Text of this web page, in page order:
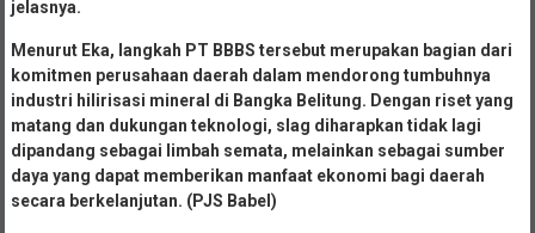
jelasnya.
Menurut Eka, langkah PT BBBS tersebut merupakan bagian dari
komitmen perusahaan daerah dalam mendorong tumbuhnya
industri hilirisasi mineral di Bangka Belitung. Dengan riset yang
matang dan dukungan teknologi, slag diharapkan tidak lagi
dipandang sebagai limbah semata, melainkan sebagai sumber
daya yang dapat memberikan manfaat ekonomi bagi daerah
secara berkelanjutan. (PJS Babel)